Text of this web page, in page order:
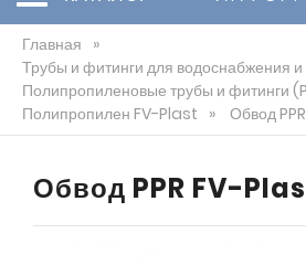
Главная »
Трубы и фитинги для водоснабжения
Полипропиленовые трубы и фитинги
Полипропилен FV-Plast » Обвод
Обвод PPR FV-